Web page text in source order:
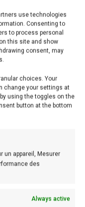
use technologies
Consenting to
to process personal
this site and show
consent, may
choices. Your
change your settings at
using the toggles on the
button at the bottom
un appareil, Mesurer
des
Always active
la carotte et
dans une
environ 5
temps avec une
en petits
de tous les
le jus à l’intérieur